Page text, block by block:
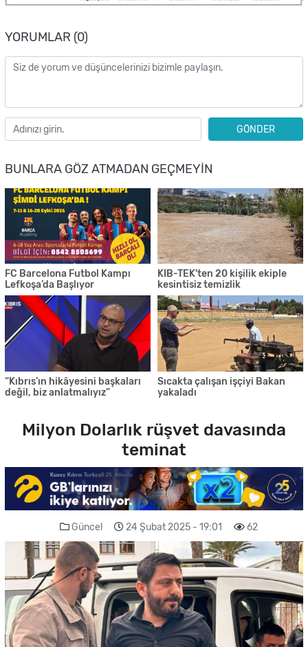
YORUMLAR (0)
GÖNDER
BUNLARA GÖZ ATMADAN GEÇMEYIN
FC Barcelona Futbol Kampı
Lefkoşa’da Başlıyor
KIB-TEK'ten 20 kişilik ekiple
kesintisiz temizlik
“Kıbrıs’ın hikâyesini başkaları
değil, biz anlatmalıyız”
Sıcakta çalışan işçiyi Bakan
yakaladı
Milyon Dolarlık rüşvet davasında
teminat
Güncel 24 Şubat 2025 - 19:01 62